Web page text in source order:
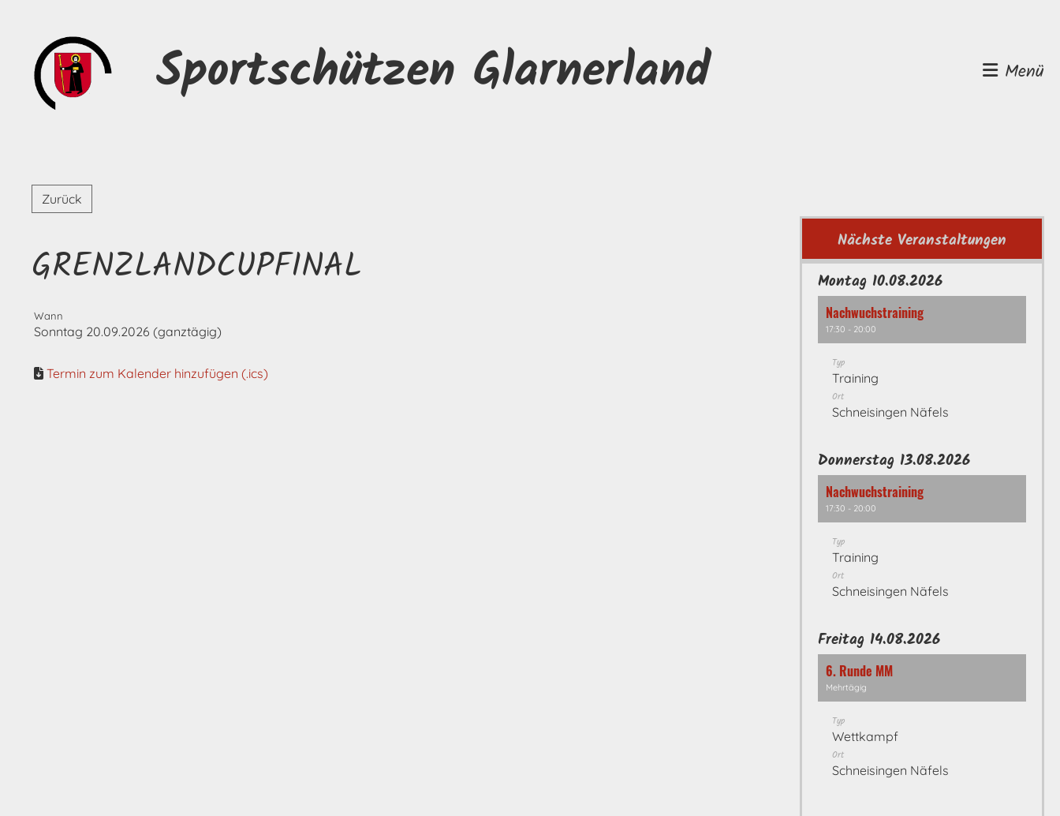
Sportschützen Glarnerland Menü
Zurück
GRENZLANDCUPFINAL
Wann
Sonntag 20.09.2026 (ganztägig)
Termin zum Kalender hinzufügen (.ics)
Nächste Veranstaltungen
Montag 10.08.2026
Nachwuchstraining
17:30 - 20:00
Typ
Training
Ort
Schneisingen Näfels
Donnerstag 13.08.2026
Nachwuchstraining
17:30 - 20:00
Typ
Training
Ort
Schneisingen Näfels
Freitag 14.08.2026
6. Runde MM
Mehrtägig
Typ
Wettkampf
Ort
Schneisingen Näfels